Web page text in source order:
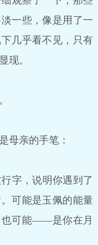
一些，像是用了一
几乎看不见，只有
现。
母亲的手笔：
字，说明你遇到了
可能是玉佩的能量
也可能——是你在月